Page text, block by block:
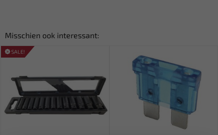
Misschien ook interessant:
SALE!